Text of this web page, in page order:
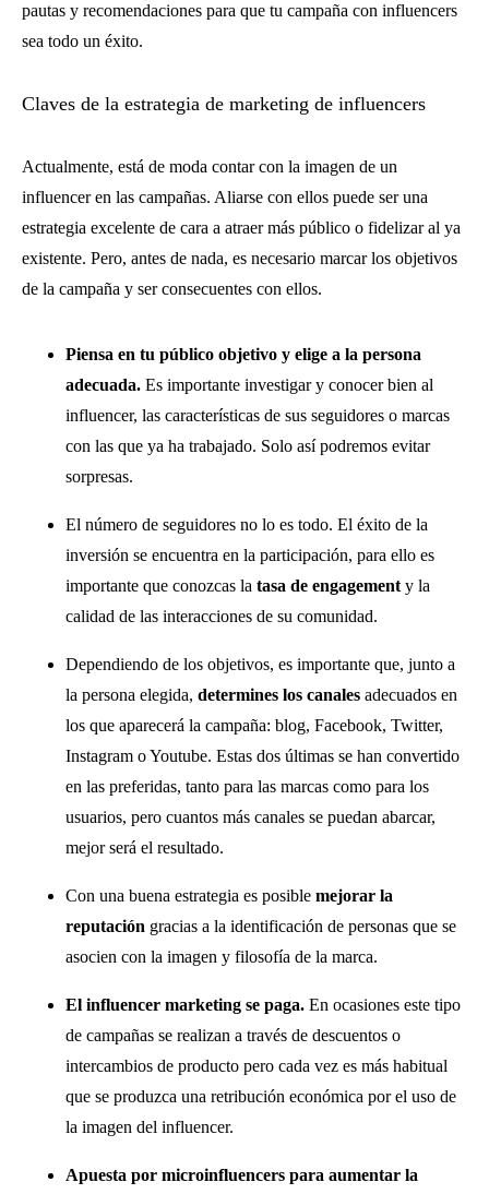
pautas y recomendaciones para que tu campaña con influencers
sea todo un éxito.
Claves de la estrategia de marketing de influencers
Actualmente, está de moda contar con la imagen de un
influencer en las campañas. Aliarse con ellos puede ser una
estrategia excelente de cara a atraer más público o fidelizar al ya
existente. Pero, antes de nada, es necesario marcar los objetivos
de la campaña y ser consecuentes con ellos.
Piensa en tu público objetivo y elige a la persona
adecuada. Es importante investigar y conocer bien al
influencer, las características de sus seguidores o marcas
con las que ya ha trabajado. Solo así podremos evitar
sorpresas.
El número de seguidores no lo es todo. El éxito de la
inversión se encuentra en la participación, para ello es
importante que conozcas la tasa de engagement y la
calidad de las interacciones de su comunidad.
Dependiendo de los objetivos, es importante que, junto a
la persona elegida, determines los canales adecuados en
los que aparecerá la campaña: blog, Facebook, Twitter,
Instagram o Youtube. Estas dos últimas se han convertido
en las preferidas, tanto para las marcas como para los
usuarios, pero cuantos más canales se puedan abarcar,
mejor será el resultado.
Con una buena estrategia es posible mejorar la
reputación gracias a la identificación de personas que se
asocien con la imagen y filosofía de la marca.
El influencer marketing se paga. En ocasiones este tipo
de campañas se realizan a través de descuentos o
intercambios de producto pero cada vez es más habitual
que se produzca una retribución económica por el uso de
la imagen del influencer.
Apuesta por microinfluencers para aumentar la